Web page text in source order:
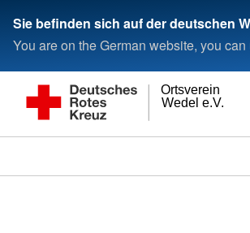
Sie befinden sich auf der deutschen
You are on the German website, you
Wedel e.V.
Ortsverein